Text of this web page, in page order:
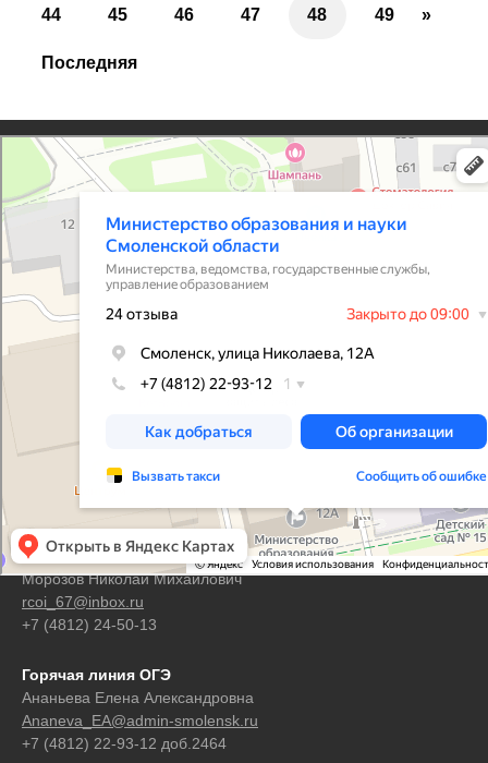
44 45 46 47 48 49 »
Последняя
Контакты
Горячая линия ЕГЭ
Морозов Николай Михайлович
rcoi_67@inbox.ru
+7 (4812) 24-50-13
Горячая линия ОГЭ
Ананьева Елена Александровна
Ananeva_EA@admin-smolensk.ru
+7 (4812) 22-93-12 доб.2464